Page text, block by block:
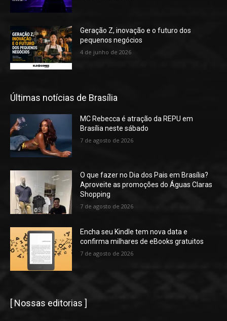
Geração Z, inovação e o futuro dos
pequenos negócios
4 de junho de 2026
Últimas notícias de Brasília
MC Rebecca é atração da REPU em
Brasília neste sábado
7 de agosto de 2026
O que fazer no Dia dos Pais em Brasília?
Aproveite as promoções do Águas Claras
Shopping
7 de agosto de 2026
Encha seu Kindle tem nova data e
confirma milhares de eBooks gratuitos
7 de agosto de 2026
[ Nossas editorias ]